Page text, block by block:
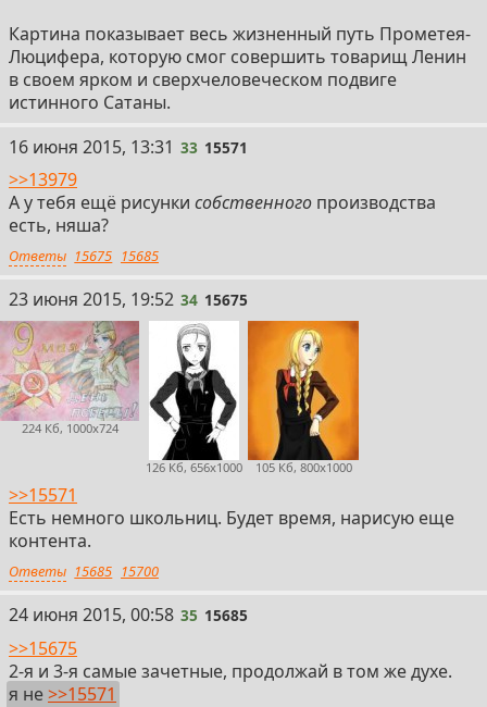
Картина показывает весь жизненный путь Прометея-
Люцифера, которую смог совершить товарищ Ленин
в своем ярком и сверхчеловеческом подвиге
истинного Сатаны.
33
16 июня 2015, 13:31 33 15571
>>13979
А у тебя ещё рисунки собственного производства
есть, няша?
Ответы 15675 15685
34
23 июня 2015, 19:52 34 15675
224 Кб, 1000x724
126 Кб, 656x1000 105 Кб, 800x1000
>>15571
Есть немного школьниц. Будет время, нарисую еще
контента.
Ответы 15685 15700
35
24 июня 2015, 00:58 35 15685
>>15675
2-я и 3-я самые зачетные, продолжай в том же духе.
я не>>15571